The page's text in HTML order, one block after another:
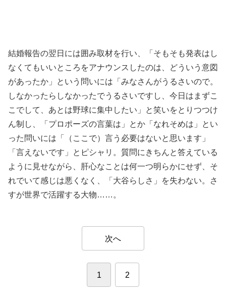
結婚報告の翌日には囲み取材を行い、「そもそも発表はし
なくてもいいところをアナウンスしたのは、どういう意図
があったか」という問いには「みなさんがうるさいので。
しなかったらしなかったでうるさいですし、今日はまずこ
こでして、あとは野球に集中したい」と笑いをとりつつけ
ん制し、「プロポーズの言葉は」とか「なれそめは」とい
った問いには「（ここで）言う必要はないと思います」
「言えないです」とピシャリ。質問にきちんと答えている
ように見せながら、肝心なことは何一つ明らかにせず、そ
れでいて感じは悪くなく、「大谷らしさ」を失わない。さ
すが世界で活躍する大物……。
次へ
1 2